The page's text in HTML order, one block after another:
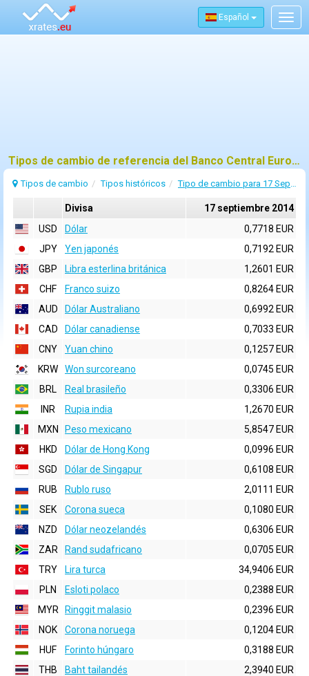
Español
Tipos de cambio de referencia del Banco Central Europeo (BCE) para 17 septiembre 2014
Tipos de cambio Tipos históricos Tipo de cambio para 17 Septiembre 2014
Divisa
17 septiembre 2014
USD
Dólar
0,7718 EUR
JPY
Yen japonés
0,7192 EUR
GBP
Libra esterlina británica
1,2601 EUR
CHF
Franco suizo
0,8264 EUR
AUD
Dólar Australiano
0,6992 EUR
CAD
Dólar canadiense
0,7033 EUR
CNY
Yuan chino
0,1257 EUR
KRW
Won surcoreano
0,0745 EUR
BRL
Real brasileño
0,3306 EUR
INR
Rupia india
1,2670 EUR
MXN
Peso mexicano
5,8547 EUR
HKD
Dólar de Hong Kong
0,0996 EUR
SGD
Dólar de Singapur
0,6108 EUR
RUB
Rublo ruso
2,0111 EUR
SEK
Corona sueca
0,1080 EUR
NZD
Dólar neozelandés
0,6306 EUR
ZAR
Rand sudafricano
0,0705 EUR
TRY
Lira turca
34,9406 EUR
PLN
Esloti polaco
0,2388 EUR
MYR
Ringgit malasio
0,2396 EUR
NOK
Corona noruega
0,1204 EUR
HUF
Forinto húngaro
0,3188 EUR
THB
Baht tailandés
2,3940 EUR